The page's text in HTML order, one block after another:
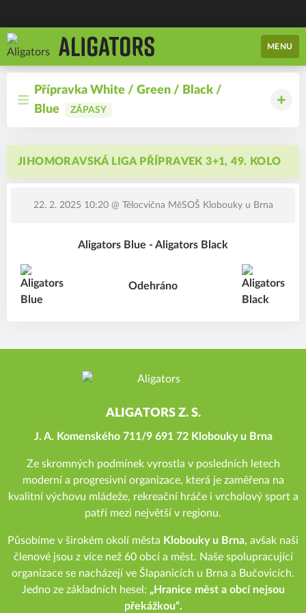
MENU
Přípravka White / Green / Black /
Blue
ZÁPASY
JIHOMORAVSKÁ LIGA PŘÍPRAVEK 3+1, 49. KOLO
22. 2. 2025 10:20@ Tělocvična MěSOŠ Klobouky u Brna
Aligators Blue - Aligators Black
Odehráno
ALIGATORS Z. S.
J. A. Komenského 711/9 691 72 Klobouky u Brna
Ze skromných podmínek vyrostla v posledních letech
moderní a progresivní organizace, která je zaměřena na
kvalitní výchovu mládeže, rekreační hráče i vrcholový sport a
patří mezi největší v regionu.
Působíme v širokém okolí města Klobouky u Brna, avšak naši
členové jsou z více než 60 obcí a měst. Naše spolupracující
organizace se nacházejí ve Šlapanicích u Brna a Bučovicích.
Jedno ze základních hesel: „Hranice měst a obcí nejsou
překážkou“.